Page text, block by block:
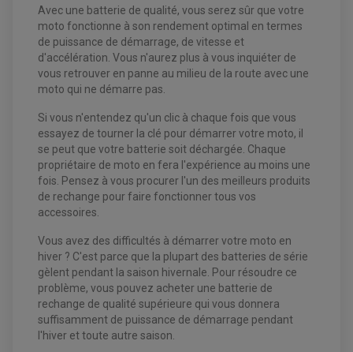
PRODUIT D'ENTRETIEN
Avec une batterie de qualité, vous serez sûr que votre
moto fonctionne à son rendement optimal en termes
de puissance de démarrage, de vitesse et
d'accélération. Vous n'aurez plus à vous inquiéter de
vous retrouver en panne au milieu de la route avec une
moto qui ne démarre pas.
Si vous n'entendez qu'un clic à chaque fois que vous
essayez de tourner la clé pour démarrer votre moto, il
se peut que votre batterie soit déchargée. Chaque
propriétaire de moto en fera l'expérience au moins une
fois. Pensez à vous procurer l'un des meilleurs produits
de rechange pour faire fonctionner tous vos
accessoires.
Vous avez des difficultés à démarrer votre moto en
hiver ? C'est parce que la plupart des batteries de série
gèlent pendant la saison hivernale. Pour résoudre ce
problème, vous pouvez acheter une batterie de
rechange de qualité supérieure qui vous donnera
suffisamment de puissance de démarrage pendant
l'hiver et toute autre saison.